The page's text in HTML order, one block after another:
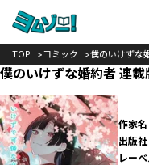
TOP コミック 僕のいけずな
僕のいけずな婚約者 連載
作家名
出版社
レーベ